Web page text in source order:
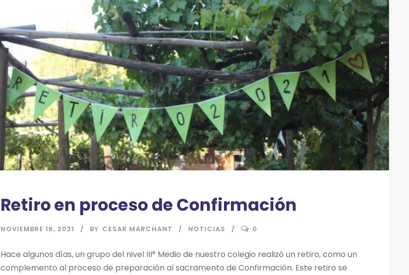
Retiro en proceso de Confirmación
NOVIEMBRE 16, 2021 BY CESAR MARCHANT NOTICIAS 0
Hace algunos días, un grupo del nivel III° Medio de nuestro colegio realizó un retiro, como un
complemento al proceso de preparación al sacramento de Confirmación. Este retiro se